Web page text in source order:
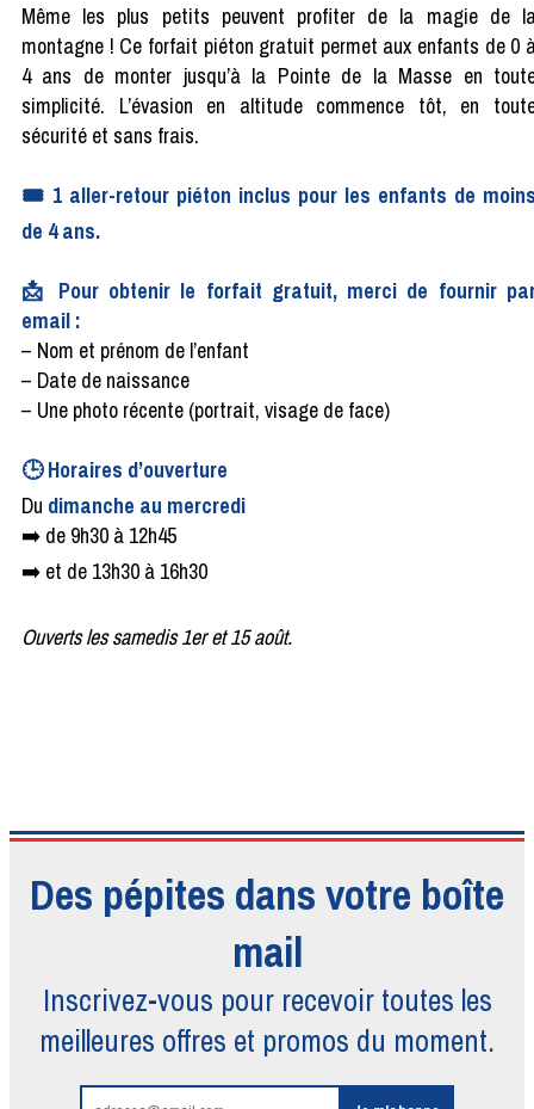
Même les plus petits peuvent profiter de la magie de
montagne ! Ce forfait piéton gratuit permet aux enfants de 0
4 ans de monter jusqu’à la Pointe de la Masse en
simplicité. L’évasion en altitude commence tôt, en
sécurité et sans frais.
🎟️ 1 aller-retour piéton inclus pour les enfants de
de 4 ans.
📩 Pour obtenir le forfait gratuit, merci de fournir
email :
– Nom et prénom de l’enfant
– Date de naissance
– Une photo récente (portrait, visage de face)
🕒 Horaires d’ouverture
Du dimanche au mercredi
➡️ de 9h30 à 12h45
➡️ et de 13h30 à 16h30
Ouverts les samedis 1er et 15 août.
Des pépites dans votre boîte
mail
Inscrivez-vous pour recevoir toutes les
meilleures offres et promos du moment.